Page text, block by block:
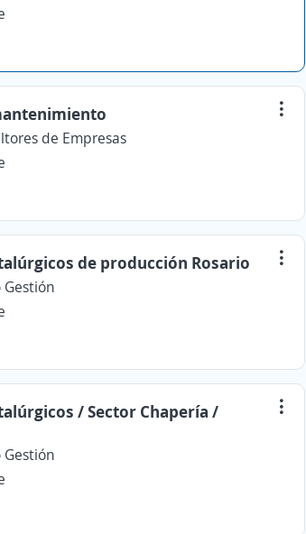
de Empresas
de producción Rosario
Gestión
/ Sector Chapería /
Gestión